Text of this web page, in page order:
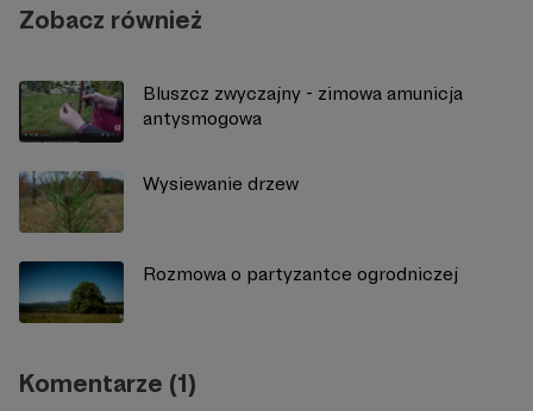
Zobacz również
Bluszcz zwyczajny - zimowa amunicja
antysmogowa
Wysiewanie drzew
Rozmowa o partyzantce ogrodniczej
Komentarze (1)